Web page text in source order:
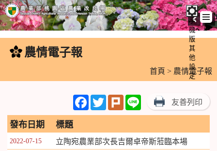
跳
內
手
機
版
其
他
設
定
農情電子報
首頁 > 農情電子報
FacebookTwitterPlurk Line 友善列印
發布日期 標題
2022-07-15 立陶宛農業部次長吉爾卓帝斯蒞臨本場